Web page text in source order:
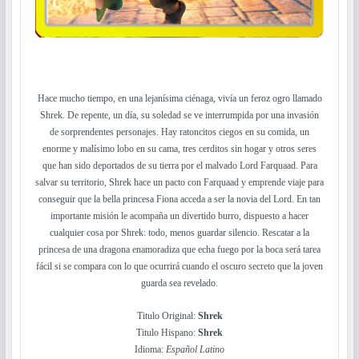
Hace mucho tiempo, en una lejanísima ciénaga, vivía un feroz ogro llamado
Shrek. De repente, un día, su soledad se ve interrumpida por una invasión
de sorprendentes personajes. Hay ratoncitos ciegos en su comida, un
enorme y malísimo lobo en su cama, tres cerditos sin hogar y otros seres
que han sido deportados de su tierra por el malvado Lord Farquaad. Para
salvar su territorio, Shrek hace un pacto con Farquaad y emprende viaje para
conseguir que la bella princesa Fiona acceda a ser la novia del Lord. En tan
importante misión le acompaña un divertido burro, dispuesto a hacer
cualquier cosa por Shrek: todo, menos guardar silencio. Rescatar a la
princesa de una dragona enamoradiza que echa fuego por la boca será tarea
fácil si se compara con lo que ocurrirá cuando el oscuro secreto que la joven
guarda sea revelado.
Titulo Original: Shrek
Titulo Hispano: Shrek
Idioma: Español Latino